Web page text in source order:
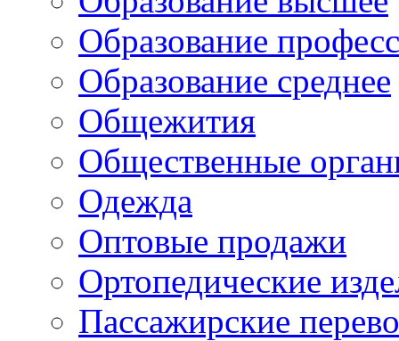
Образование
Образование среднее
Общежития
Общественные
Одежда
Оптовые продажи
Ортопедические
Пассажирские